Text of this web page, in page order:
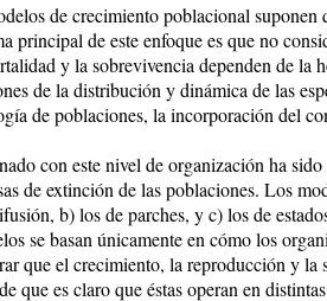
de crecimiento poblacional suponen
principal de este enfoque es que no
y la sobrevivencia dependen de la
de la distribución y dinámica de las
de poblaciones, la incorporación del
con este nivel de organización ha
de extinción de las poblaciones. Los
b) los de parches, y c) los de
se basan únicamente en cómo los
que el crecimiento, la reproducción y
que es claro que éstas operan en